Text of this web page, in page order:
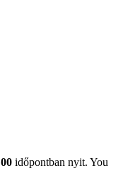
időpontban nyit. You